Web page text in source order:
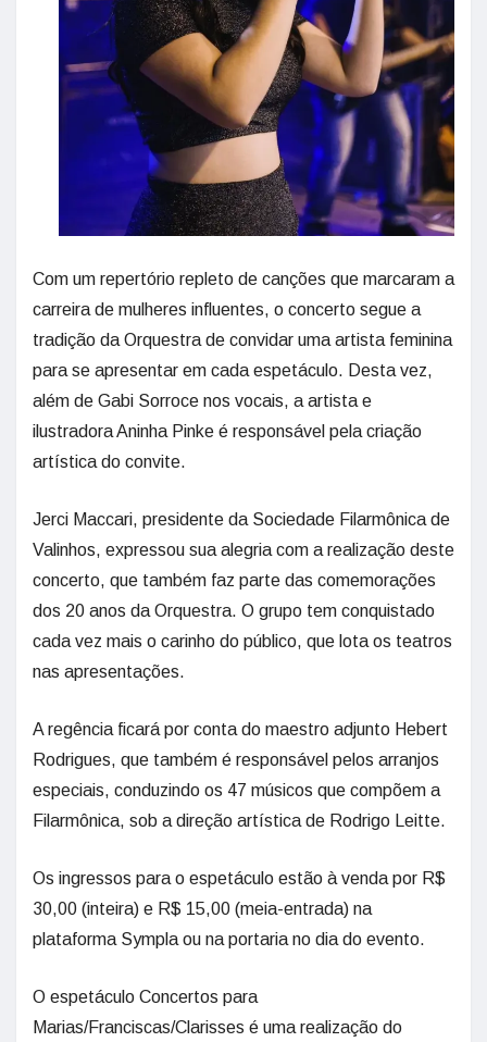
Com um repertório repleto de canções que marcaram a
carreira de mulheres influentes, o concerto segue a
tradição da Orquestra de convidar uma artista feminina
para se apresentar em cada espetáculo. Desta vez,
além de Gabi Sorroce nos vocais, a artista e
ilustradora Aninha Pinke é responsável pela criação
artística do convite.
Jerci Maccari, presidente da Sociedade Filarmônica de
Valinhos, expressou sua alegria com a realização deste
concerto, que também faz parte das comemorações
dos 20 anos da Orquestra. O grupo tem conquistado
cada vez mais o carinho do público, que lota os teatros
nas apresentações.
A regência ficará por conta do maestro adjunto Hebert
Rodrigues, que também é responsável pelos arranjos
especiais, conduzindo os 47 músicos que compõem a
Filarmônica, sob a direção artística de Rodrigo Leitte.
Os ingressos para o espetáculo estão à venda por R$
30,00 (inteira) e R$ 15,00 (meia-entrada) na
plataforma Sympla ou na portaria no dia do evento.
O espetáculo Concertos para
Marias/Franciscas/Clarisses é uma realização do